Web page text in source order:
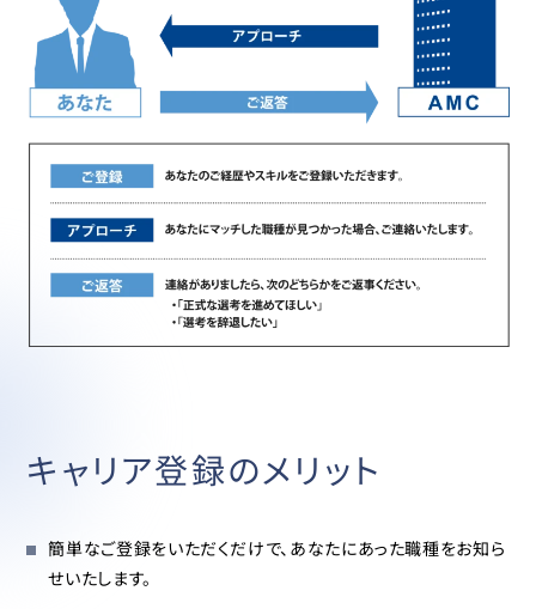
キャリア登録のメリット
簡単なご登録をいただくだけで、あなたにあった職種をお知ら
せいたします。